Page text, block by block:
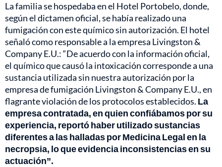
La familia se hospedaba en el Hotel Portobelo, donde,
según el dictamen oficial, se había realizado una
fumigación con este químico sin autorización. El hotel
señaló como responsable a la empresa Livingston &
Company E.U.: “De acuerdo con la información oficial,
el químico que causó la intoxicación corresponde a una
sustancia utilizada sin nuestra autorización por la
empresa de fumigación Livingston & Company E.U., en
flagrante violación de los protocolos establecidos. La
empresa contratada, en quien confiábamos por su
experiencia, reportó haber utilizado sustancias
diferentes a las halladas por Medicina Legal en la
necropsia, lo que evidencia inconsistencias en su
actuación”.